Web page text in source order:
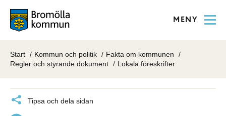
MENY
Start Kommun och politik
Fakta om kommunen
Regler och styrande dokument
Lokala föreskrifter
Tipsa och dela sidan